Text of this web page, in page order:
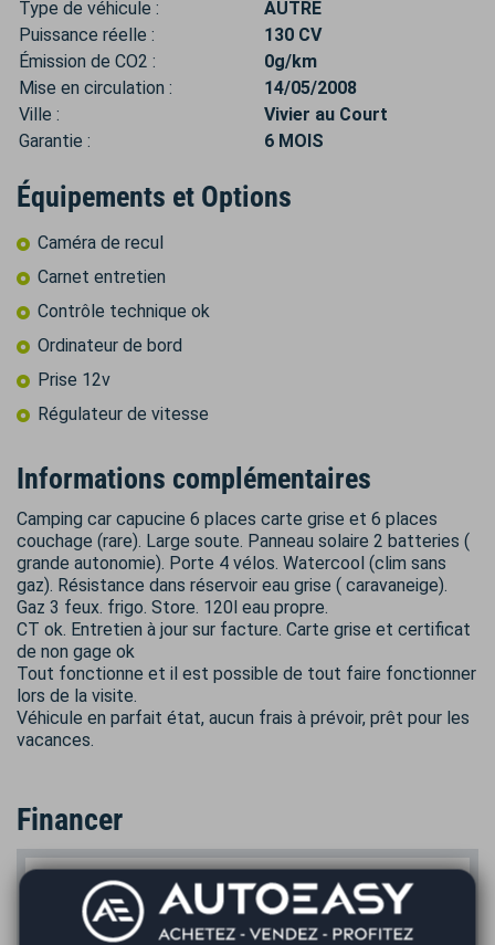
Type de véhicule :
AUTRE
Puissance réelle :
130 CV
Émission de CO2 :
0g/km
Mise en circulation :
14/05/2008
Ville :
Vivier au Court
Garantie :
6 MOIS
Équipements et Options
Caméra de recul
Carnet entretien
Contrôle technique ok
Ordinateur de bord
Prise 12v
Régulateur de vitesse
Informations complémentaires
Camping car capucine 6 places carte grise et 6 places
couchage (rare). Large soute. Panneau solaire 2 batteries (
grande autonomie). Porte 4 vélos. Watercool (clim sans
gaz). Résistance dans réservoir eau grise ( caravaneige).
Gaz 3 feux. frigo. Store. 120l eau propre.
CT ok. Entretien à jour sur facture. Carte grise et certificat
de non gage ok
Tout fonctionne et il est possible de tout faire fonctionner
lors de la visite.
Véhicule en parfait état, aucun frais à prévoir, prêt pour les
vacances.
Financer
Prix du véhicule